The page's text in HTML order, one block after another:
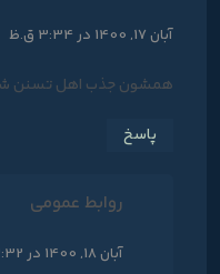
آبان 17, 1400 در 3:34 ق.ظ
همشون جذب اهل تسنن
پاسخ
روابط عمومی
آبان 18, 1400 در 3:32 ق.ظ